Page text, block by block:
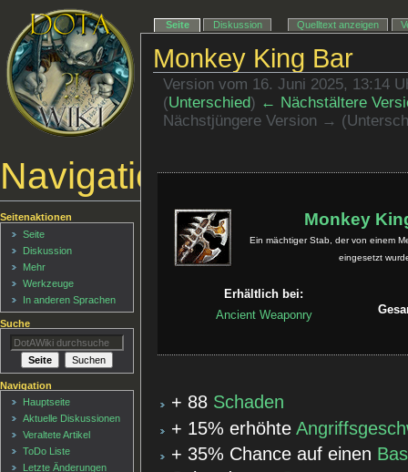
Monkey King Bar
Version vom 16. Juni 2025, 13:14
(Unterschied) ← Nächstältere
Nächstjüngere Version →
Monkey
Ein mächtiger Stab, der von einem
eingesetzt
Erhältlich bei:
Ancient Weaponry
+ 88 Schaden
+ 15% erhöhte
+ 35% Chance auf einen
Navigationsmenü
Seite Diskussion Quelltext anzeigen
Seitenaktionen
Seite
Diskussion
Mehr
Werkzeuge
In anderen Sprachen
Suche
Navigation
Hauptseite
Aktuelle Diskussionen
Veraltete Artikel
ToDo Liste
Letzte Änderungen